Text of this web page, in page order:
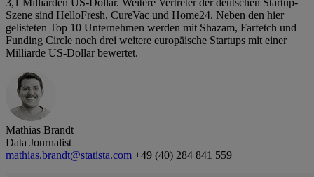
3,1 Milliarden US-Dollar. Weitere Vertreter der deutschen Startup-
Szene sind HelloFresh, CureVac und Home24. Neben den hier
gelisteten Top 10 Unternehmen werden mit Shazam, Farfetch und
Funding Circle noch drei weitere europäische Startups mit einer
Milliarde US-Dollar bewertet.
Mathias Brandt
Data Journalist
mathias.brandt@statista.com +49 (40) 284 841 559